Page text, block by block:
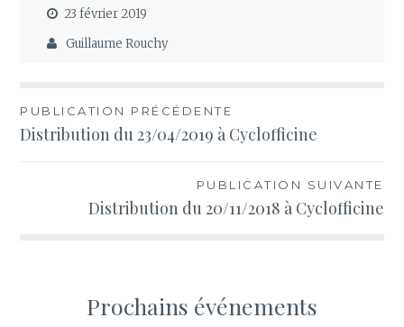
23 février 2019
Guillaume Rouchy
Navigation
de
PUBLICATION PRÉCÉDENTE
Distribution du 23/04/2019 à Cyclofficine
PUBLICATION SUIVANTE
Distribution du 20/11/2018 à Cyclofficine
Prochains événements